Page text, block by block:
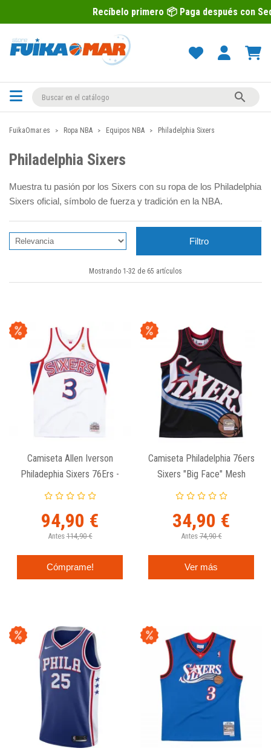
Recíbelo primero 📦 Paga después con Sequra 💶

FuikaOmar.es Ropa NBA Equipos NBA Philadelphia Sixers
Philadelphia Sixers
Muestra tu pasión por los Sixers con su ropa de los Philadelphia
Sixers oficial, símbolo de fuerza y tradición en la NBA.
Filtro
Mostrando 1-32 de 65 artículos
Camiseta Allen Iverson
Philadephia Sixers 76Ers -
1996-97 Swingman Blanca.
94,90 €
Antes 114,90 €
Cómprame!
Camiseta Philadelphia 76ers
Sixers "Big Face" Mesh
Tank Top - Mitchell & Ness
34,90 €
Antes 74,90 €
Ver más